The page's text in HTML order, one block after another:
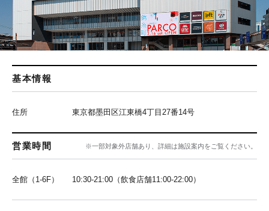
基本情報
住所 東京都墨田区江東橋4丁目27番14号
営業時間 ※一部対象外店舗あり、詳細は施設案内をご覧ください。
全館（1-6F） 10:30-21:00（飲食店舗11:00-22:00）